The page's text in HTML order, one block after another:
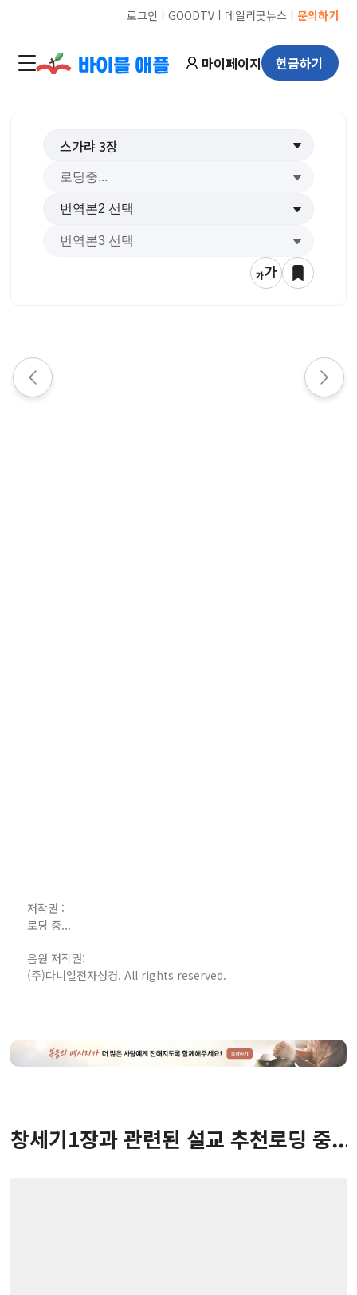
로그인 ㅣ GOODTVㅣ 데일리굿뉴스 ㅣ 문의하기
마이페이지 헌금하기
스가랴3장
저작권 :
로딩 중...
음원 저작권:
(주)다니엘전자성경. All rights reserved.
창세기1장과 관련된 설교 추천로딩 중...